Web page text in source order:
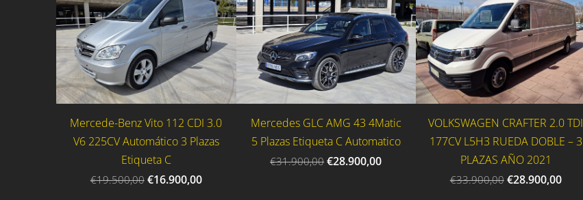
Mercede-Benz Vito 112 CDI 3.0
V6 225CV Automático 3 Plazas
Etiqueta C
€19.500,00 €16.900,00
Mercedes GLC AMG 43 4Matic
5 Plazas Etiqueta C Automatico
€31.900,00 €28.900,00
VOLKSWAGEN CRAFTER 2.0 TDI
177CV L5H3 RUEDA DOBLE – 3
PLAZAS AÑO 2021
€33.900,00 €28.900,00